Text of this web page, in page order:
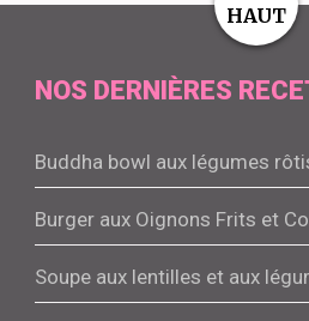
NOS DERNIÈRES
Buddha bowl aux légumes
Burger aux Oignons Frits et
Soupe aux lentilles et aux
HAUT